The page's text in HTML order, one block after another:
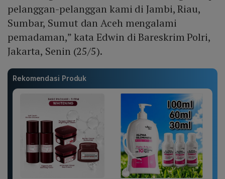
pelanggan-pelanggan kami di Jambi, Riau,
Sumbar, Sumut dan Aceh mengalami
pemadaman,” kata Edwin di Bareskrim Polri,
Jakarta, Senin (25/5).
Rekomendasi Produk